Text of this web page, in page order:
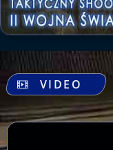
VIDEO